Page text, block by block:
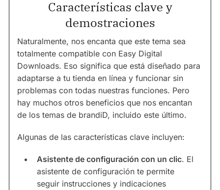
Características clave y
demostraciones
Naturalmente, nos encanta que este tema sea
totalmente compatible con Easy Digital
Downloads. Eso significa que está diseñado para
adaptarse a tu tienda en línea y funcionar sin
problemas con todas nuestras funciones. Pero
hay muchos otros beneficios que nos encantan
de los temas de brandiD, incluido este último.
Algunas de las características clave incluyen:
Asistente de configuración con un clic. El
asistente de configuración te permite
seguir instrucciones y indicaciones